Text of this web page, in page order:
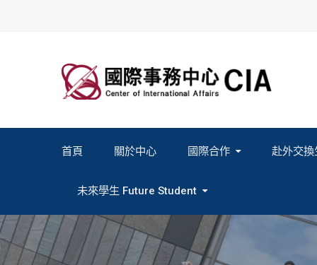
首頁 關於中心 國際合作 赴外交換
未來學生 Future Student